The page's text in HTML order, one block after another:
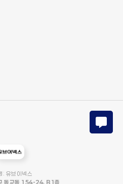
: 유브이넥스
동교동 154-24, B1층